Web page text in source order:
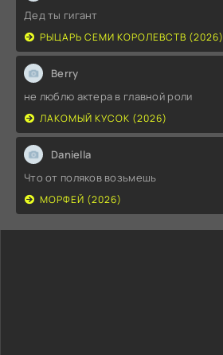
Дед ты гигант
РЫЦАРЬ СЕМИ КОРОЛЕВСТВ (2026)
Berry
не люблю актера в главной роли
ЛАКОМЫЙ КУСОК (2026)
Daniella
Что от поляков возьмешь
МОРФЕЙ (2026)